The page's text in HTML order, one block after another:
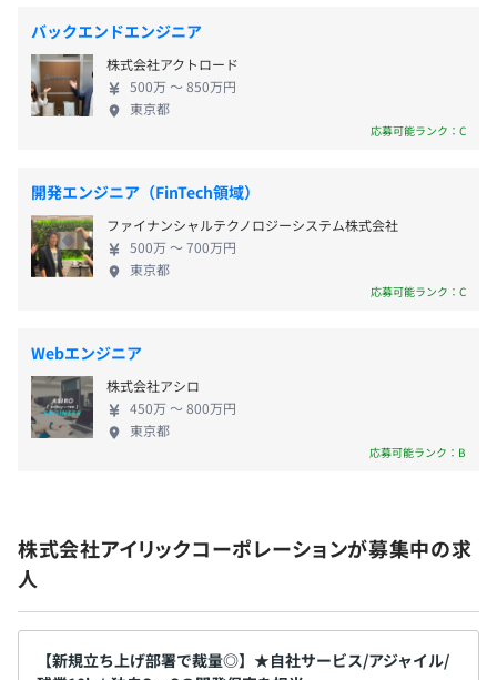
ロジーで実現している点が特徴です。
◆ 保険分析・検索システム『保険IQシステム』
「保険クリニック」で利用されている、保険分析・比較提
案システムです。
加入中の保険証券情報をもとに、現在の保障内容を可視化
した分析シートやライフプランシートを作成し、複数保険
会社の商品を横断的に検索・比較できます。
各保険商品を同一フォーマットで比較できる独自の比較機
ることが特徴です。
また、一部保険会社とはシステム連携を実現しており、申
込手続きまでワンストップで対応可能です。
◆ 生命保険分析・検索提案システム『ASシステム』
複数保険会社の商品比較や提案業務を効率化し、保険募集
業務の品質向上と業務負荷軽減を支援しています。
◆ 保険販売支援システム『AS-BOX』
乗合保険代理店・保険販売会社向けに提供している、業界
・完全週休2日制（土日祝休み）
・有給休暇
・季節休暇（夏季休暇2日・年末年始休暇）
・慶弔休暇
・産前・産後休暇（取得実績あり）
資格取得支援や時短制度など、長く働きながら成長しやす
・服装自由（ガイドラインあり）
・時短制度（実働6時間）
・研修制度
・資格取得支援制度（合格お祝い金・資格継続費用負担）
・慶弔見舞金制度
・同好会（アウトドア、ランニングなど）
・定年65歳
しています。今後も新たな出店計画が続いているた
め、エンジニアとして事業拡大に貢献している実感
を得られる環境です。
バックエンドエンジニア
株式会社アクトロード
500万 〜 850万円
東京都
応募可能ランク：C
開発エンジニア（FinTech領域）
ファイナンシャルテクノロジーシステム株式会社
500万 〜 700万円
東京都
応募可能ランク：C
Webエンジニア
株式会社アシロ
450万 〜 800万円
東京都
応募可能ランク：B
株式会社アイリックコーポレーションが募集中の求
人
【新規立ち上げ部署で裁量◎】★自社サービス/アジャイル/